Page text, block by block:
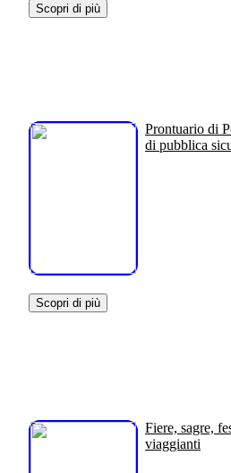
Scopri di più
Prontuario di
di pubblica
Scopri di più
Fiere, sagre,
viaggianti